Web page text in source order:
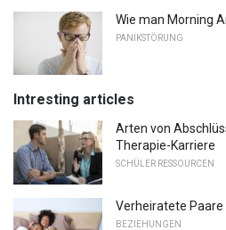
Wie man Morning
PANIKSTÖRUNG
Intresting articles
Arten von
Therapie-Karriere
SCHÜLER RESSOURCEN
Verheiratete
BEZIEHUNGEN